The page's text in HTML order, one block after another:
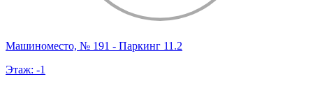
Машиноместо, № 191 - Паркинг 11.2
Этаж: -1